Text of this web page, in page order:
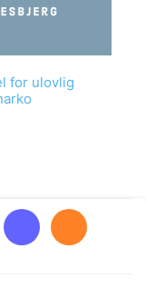
for ulovlig